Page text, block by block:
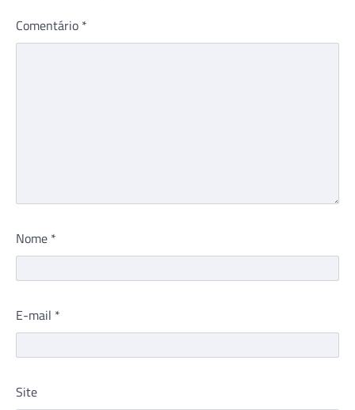
Comentário *
Nome *
E-mail *
Site